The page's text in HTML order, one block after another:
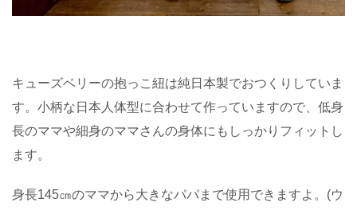
キューズベリーの抱っこ紐は純日本製でおつくりしていま
す。小柄な日本人体型に合わせて作っていますので、低身
長のママや細身のママさんの身体にもしっかりフィットし
ます。
身長145㎝のママから大きなパパまで使用できますよ。(ウ